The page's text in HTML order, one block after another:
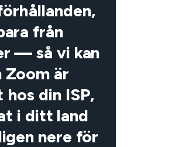
från
— så vi kan
Zoom är
din ISP,
i ditt land
nere för